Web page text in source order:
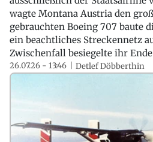
wagte Montana Austria den
gebrauchten Boeing 707 baute
ein beachtliches Streckennetz
Zwischenfall besiegelte ihr
26.07.26 - 13:46 Detlef Döbberthin